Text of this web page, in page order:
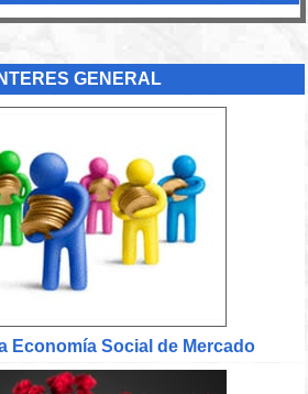
GENERAL
Economía Social de Mercado